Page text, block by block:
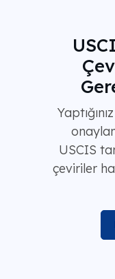
USCIS
çeviriler